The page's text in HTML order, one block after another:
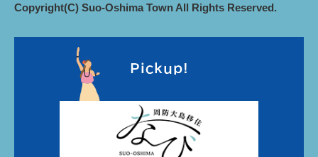
Copyright(C) Suo-Oshima Town All Rights Reserved.